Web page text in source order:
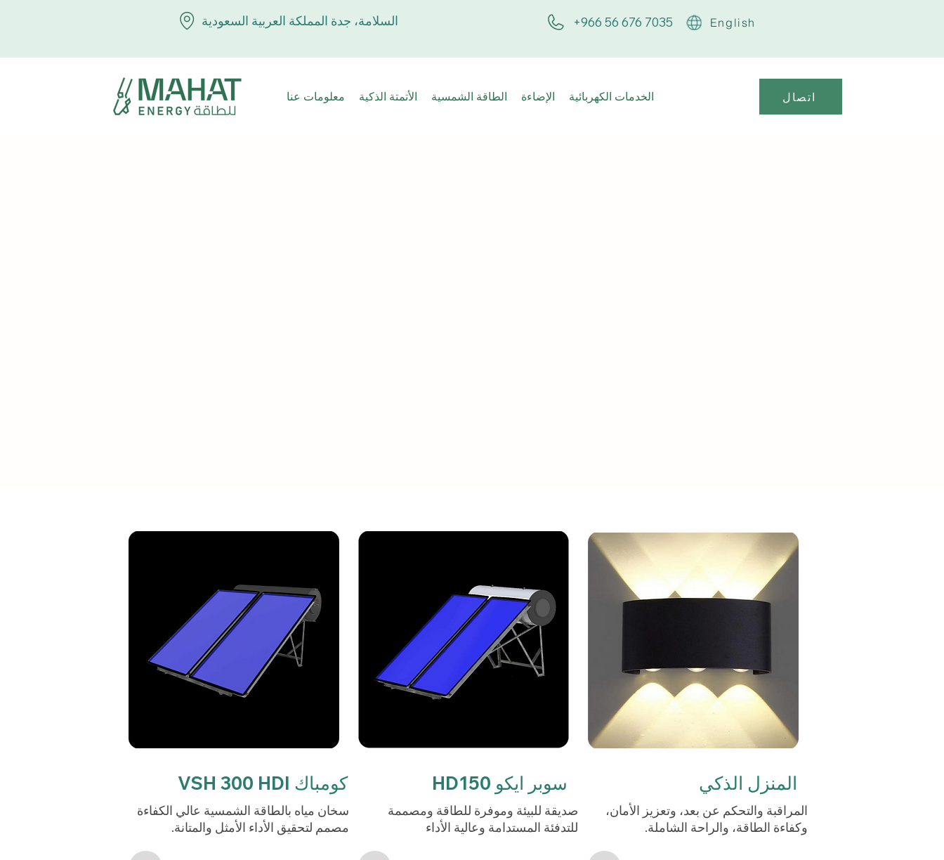
السلامة، جدة المملكة العربية السعودية +966 56 676 7035 English
معلومات عنا الأتمتة الذكية الطاقة الشمسية الإضاءة الخدمات الكهربائية اتصال
كومباك VSH 300 HDI
سخان مياه بالطاقة الشمسية عالي الكفاءة
مصمم لتحقيق الأداء الأمثل والمتانة.
سوبر ايكو HD150
صديقة للبيئة وموفرة للطاقة ومصممة
للتدفئة المستدامة وعالية الأداء
المنزل الذكي
المراقبة والتحكم عن بعد، وتعزيز الأمان،
وكفاءة الطاقة، والراحة الشاملة.